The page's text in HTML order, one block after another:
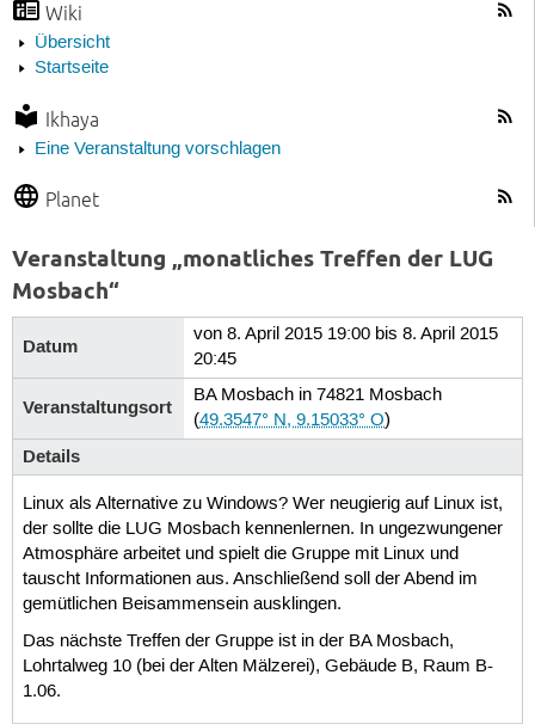
Wiki
Übersicht
Startseite
Ikhaya
Eine Veranstaltung vorschlagen
Planet
Veranstaltung „monatliches Treffen der LUG
Mosbach“
Datum
von 8. April 2015 19:00 bis 8. April 2015
20:45
Veranstaltungsort
BA Mosbach in 74821 Mosbach
(49.3547° N, 9.15033° O)
Details
Linux als Alternative zu Windows? Wer neugierig auf Linux ist,
der sollte die LUG Mosbach kennenlernen. In ungezwungener
Atmosphäre arbeitet und spielt die Gruppe mit Linux und
tauscht Informationen aus. Anschließend soll der Abend im
gemütlichen Beisammensein ausklingen.
Das nächste Treffen der Gruppe ist in der BA Mosbach,
Lohrtalweg 10 (bei der Alten Mälzerei), Gebäude B, Raum B-
1.06.